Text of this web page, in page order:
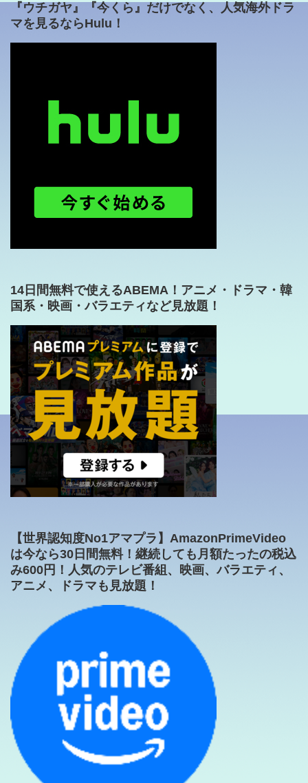
『ウチガヤ』『今くら』だけでなく、人気海外ドラ
マを見るならHulu！
14日間無料で使えるABEMA！アニメ・ドラマ・韓
国系・映画・バラエティなど見放題！
【世界認知度No1アマプラ】AmazonPrimeVideo
は今なら30日間無料！継続しても月額たったの税込
み600円！人気のテレビ番組、映画、バラエティ、
アニメ、ドラマも見放題！